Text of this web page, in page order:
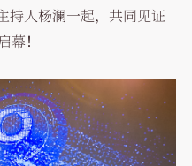
持人杨澜一起，共同见证
！